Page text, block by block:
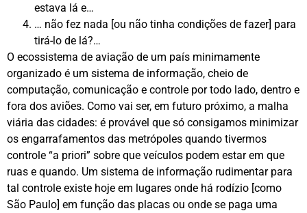
estava lá e…
… não fez nada [ou não tinha condições de fazer] para
tirá-lo de lá?…
O ecossistema de aviação de um país minimamente
organizado é um sistema de informação, cheio de
computação, comunicação e controle por todo lado, dentro e
fora dos aviões. Como vai ser, em futuro próximo, a malha
viária das cidades: é provável que só consigamos minimizar
os engarrafamentos das metrópoles quando tivermos
controle “a priori” sobre que veículos podem estar em que
ruas e quando. Um sistema de informação rudimentar para
tal controle existe hoje em lugares onde há rodízio [como
São Paulo] em função das placas ou onde se paga uma